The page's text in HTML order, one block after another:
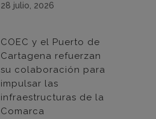
28 julio, 2026
COEC y el Puerto de
Cartagena refuerzan
su colaboración para
impulsar las
infraestructuras de la
Comarca